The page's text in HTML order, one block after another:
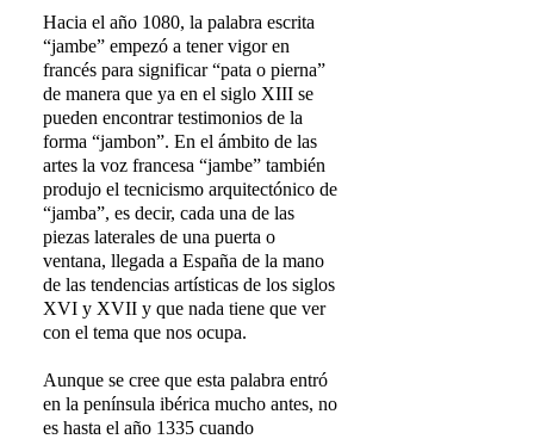
Hacia el año 1080, la palabra escrita
“jambe” empezó a tener vigor en
francés para significar “pata o pierna”
de manera que ya en el siglo XIII se
pueden encontrar testimonios de la
forma “jambon”. En el ámbito de las
artes la voz francesa “jambe” también
produjo el tecnicismo arquitectónico de
“jamba”, es decir, cada una de las
piezas laterales de una puerta o
ventana, llegada a España de la mano
de las tendencias artísticas de los siglos
XVI y XVII y que nada tiene que ver
con el tema que nos ocupa.
Aunque se cree que esta palabra entró
en la península ibérica mucho antes, no
es hasta el año 1335 cuando